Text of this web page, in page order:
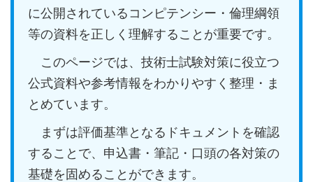
に公開されているコンピテンシー・倫理綱領
等の資料を正しく理解することが重要です。
このページでは、技術士試験対策に役立つ
公式資料や参考情報をわかりやすく整理・ま
とめています。
まずは評価基準となるドキュメントを確認
することで、申込書・筆記・口頭の各対策の
基礎を固めることができます。